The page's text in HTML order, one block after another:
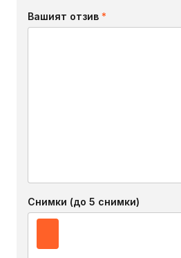
Вашият отзив *
Снимки (до 5 снимки)